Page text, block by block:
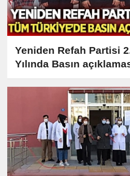
Yeniden Refah Partisi
Yılında Basın